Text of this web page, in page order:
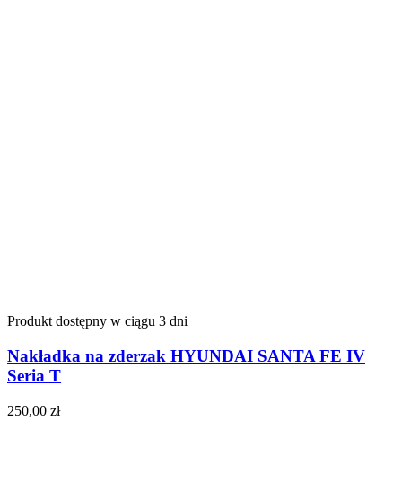
Produkt dostępny w ciągu 3 dni
Nakładka na zderzak HYUNDAI SANTA FE IV
Seria T
250,00 zł